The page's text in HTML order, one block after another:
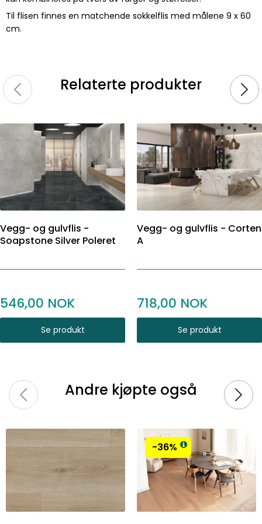
Til flisen finnes en matchende sokkelflis med målene 9 x 60
cm.
Relaterte produkter
Vegg- og gulvflis -
Soapstone Silver Poleret
546,00
Se produkt
Vegg- og gulvflis - Corten
A
718,00
Se produkt
Andre kjøpte også
-36%